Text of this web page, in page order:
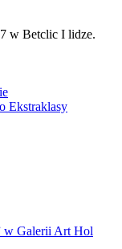
w Betclic I lidze.
Ekstraklasy